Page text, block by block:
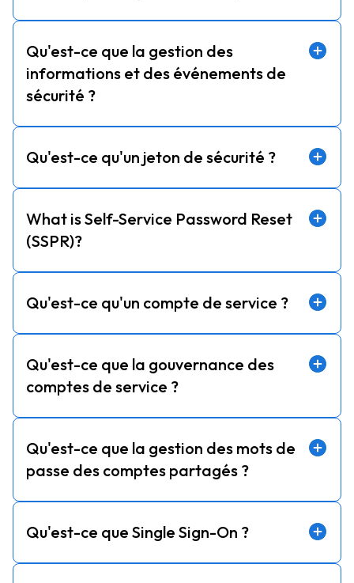
Qu'est-ce que la gestion des
informations et des événements de
sécurité ?
Qu'est-ce qu'un jeton de sécurité ?
What is Self-Service Password Reset
(SSPR)?
Qu'est-ce qu'un compte de service ?
Qu'est-ce que la gouvernance des
comptes de service ?
Qu'est-ce que la gestion des mots de
passe des comptes partagés ?
Qu'est-ce que Single Sign-On ?